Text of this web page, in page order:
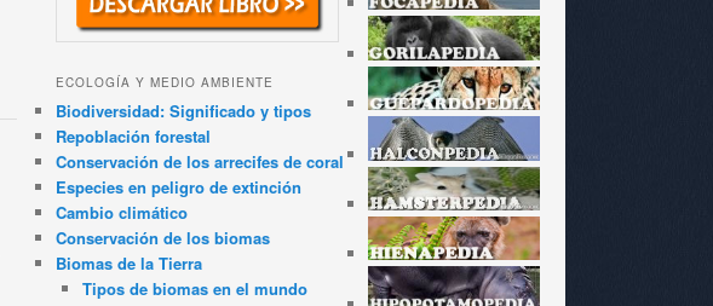
ECOLOGÍA Y MEDIO AMBIENTE
Biodiversidad: Significado y tipos
Repoblación forestal
Conservación de los arrecifes de coral
Especies en peligro de extinción
Cambio climático
Conservación de los biomas
Biomas de la Tierra
Tipos de biomas en el mundo